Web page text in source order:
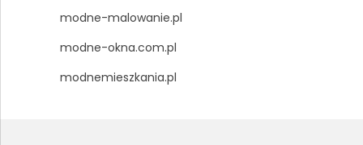
modne-malowanie.pl
modne-okna.com.pl
modnemieszkania.pl